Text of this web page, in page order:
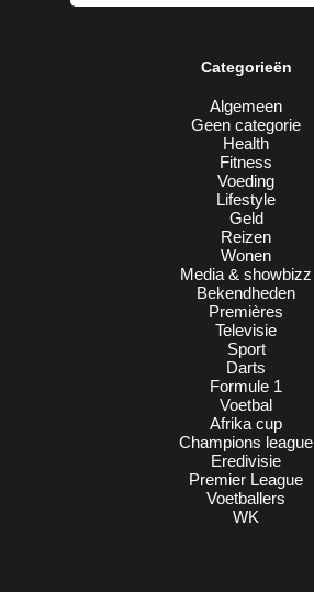
Categorieën
Algemeen
Geen categorie
Health
Fitness
Voeding
Lifestyle
Geld
Reizen
Wonen
Media & showbizz
Bekendheden
Premières
Televisie
Sport
Darts
Formule 1
Voetbal
Afrika cup
Champions league
Eredivisie
Premier League
Voetballers
WK